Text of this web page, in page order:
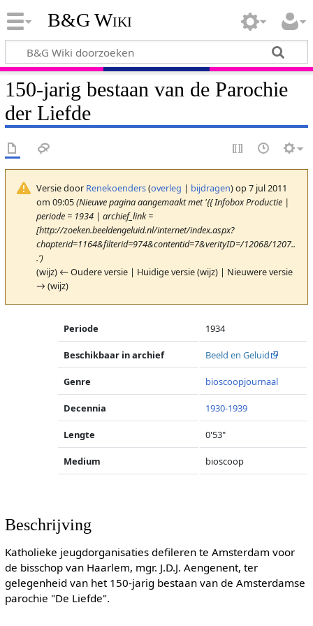
B&G Wiki
150-jarig bestaan van de Parochie
der Liefde
Versie door Renekoenders(overleg | bijdragen)op 7 jul 2011
om 09:05(Nieuwe pagina aangemaakt met '{{ Infobox Productie |
periode = 1934 | archief_link =
[http://zoeken.beeldengeluid.nl/internet/index.aspx?
chapterid=1164&filterid=974&contentid=7&verityID=/12068/1207..
.')
(wijz) ← Oudere versie | Huidige versie (wijz) | Nieuwere versie
→ (wijz)
Periode 1934
Beschikbaar in archief Beeld en Geluid
Genre bioscoopjournaal
Decennia 1930-1939
Lengte 0'53"
Medium bioscoop
Beschrijving
Katholieke jeugdorganisaties defileren te Amsterdam voor
de bisschop van Haarlem, mgr. J.D.J. Aengenent, ter
gelegenheid van het 150-jarig bestaan van de Amsterdamse
parochie "De Liefde".